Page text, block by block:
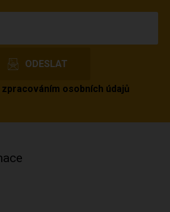
zpracováním osobních údajů